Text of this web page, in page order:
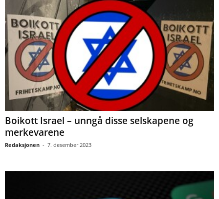
Boikott Israel – unngå disse selskapene og
merkevarene
Redaksjonen - 7. desember 2023